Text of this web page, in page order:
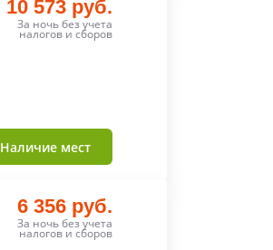
10 573 руб.
За ночь без учета
налогов и сборов
Наличие мест
6 356 руб.
За ночь без учета
налогов и сборов